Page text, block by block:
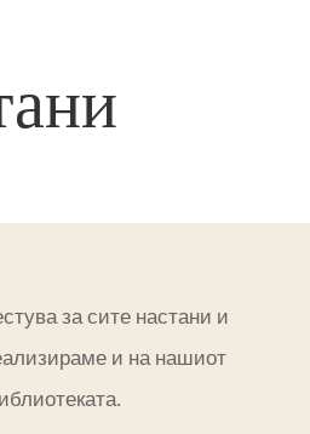
за сите настани и
и на нашиот